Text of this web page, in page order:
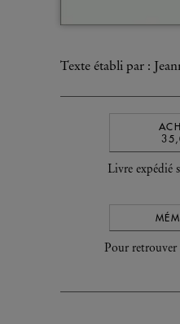
Texte établi par :
Livre expédié
Pour retrouver